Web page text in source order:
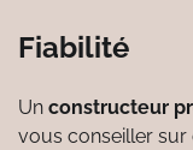
Fiabilité
Un constructeur
vous conseiller sur